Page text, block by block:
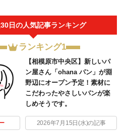
日の人気記事ランキング
ランキング1
【相模原市中央区】新しいパ
ン屋さん「ohana パン」が淵
野辺にオープン予定！素材に
こだわったやさしいパンが楽
しめそうです。
2026年7月15日(水)の記事